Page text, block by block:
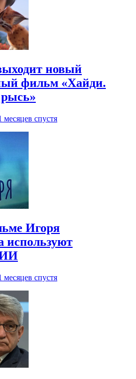
новый
фильм «Хайди.
месяцев спустя
Игоря
используют
ИИ
месяцев спустя